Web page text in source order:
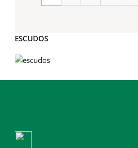
ESCUDOS